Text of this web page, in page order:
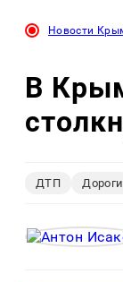
Новости
В
ДТП Дороги